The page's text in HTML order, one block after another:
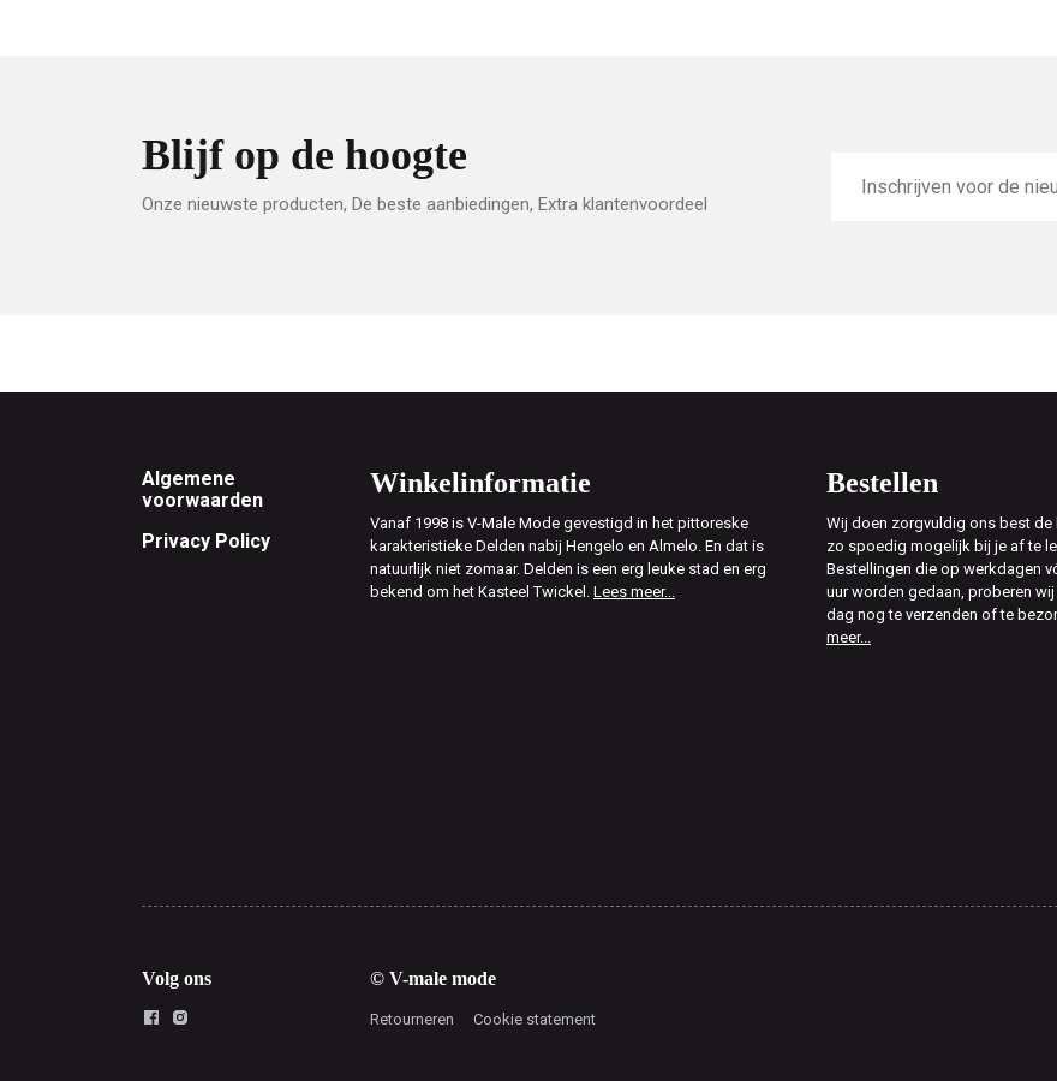
Blijf op de hoogte
Onze nieuwste producten, De beste aanbiedingen, Extra klantenvoordeel
mailadres
Footer
Algemene
voorwaarden
Privacy Policy
Winkelinformatie
Vanaf 1998 is V-Male Mode gevestigd in het pittoreske
karakteristieke Delden nabij Hengelo en Almelo. En dat is
natuurlijk niet zomaar. Delden is een erg leuke stad en erg
bekend om het Kasteel Twickel. Lees meer...
Bestellen
Wij doen zorgvuldig ons best de
zo spoedig mogelijk bij je af te
Bestellingen die op werkdagen
uur worden gedaan, proberen
dag nog te verzenden of te
meer...
Volg ons © V-male mode
Retourneren Cookie statement